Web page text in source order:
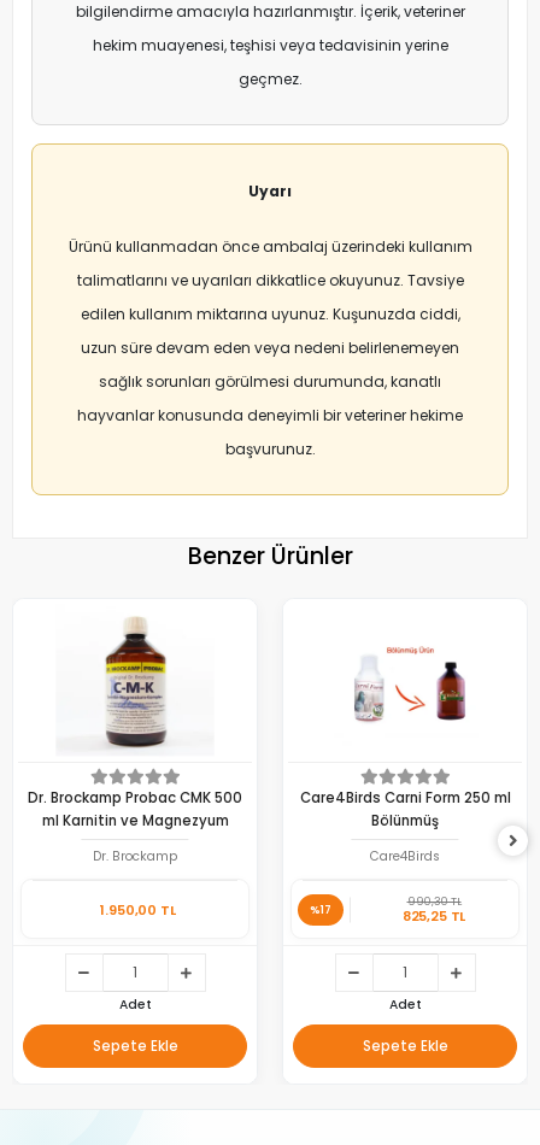
bilgilendirme amacıyla hazırlanmıştır. İçerik, veteriner
hekim muayenesi, teşhisi veya tedavisinin yerine
geçmez.
Uyarı
Ürünü kullanmadan önce ambalaj üzerindeki kullanım
talimatlarını ve uyarıları dikkatlice okuyunuz. Tavsiye
edilen kullanım miktarına uyunuz. Kuşunuzda ciddi,
uzun süre devam eden veya nedeni belirlenemeyen
sağlık sorunları görülmesi durumunda, kanatlı
hayvanlar konusunda deneyimli bir veteriner hekime
başvurunuz.
Benzer Ürünler
Dr. Brockamp Probac CMK 500
ml Karnitin ve Magnezyum
Dr. Brockamp
1.950,00 TL
Adet
Sepete Ekle
Care4Birds Carni Form 250 ml
Bölünmüş
Care4Birds
%17
990,30 TL
825,25 TL
Adet
Sepete Ekle